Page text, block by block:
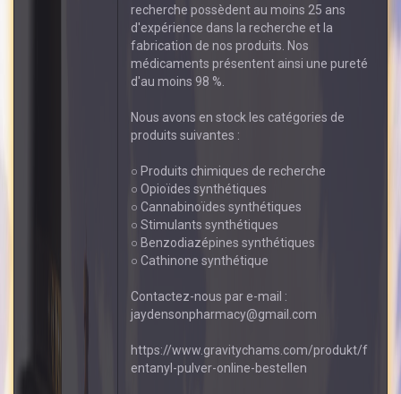
recherche possèdent au moins 25 ans
d'expérience dans la recherche et la
fabrication de nos produits. Nos
médicaments présentent ainsi une pureté
d'au moins 98 %.
Nous avons en stock les catégories de
produits suivantes :
○ Produits chimiques de recherche
○ Opioïdes synthétiques
○ Cannabinoïdes synthétiques
○ Stimulants synthétiques
○ Benzodiazépines synthétiques
○ Cathinone synthétique
Contactez-nous par e-mail :
jaydensonpharmacy@gmail.com
https://www.gravitychams.com/produkt/f
entanyl-pulver-online-bestellen